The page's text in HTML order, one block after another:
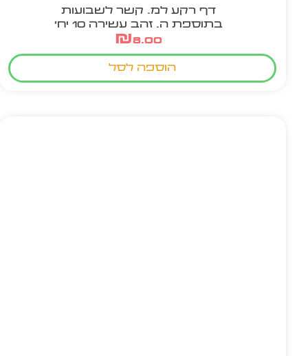
דף רקע למ. קשר לשבועות
בתוספת ה. זהב עשירה 10 יח'
₪8.00
הוספה לסל